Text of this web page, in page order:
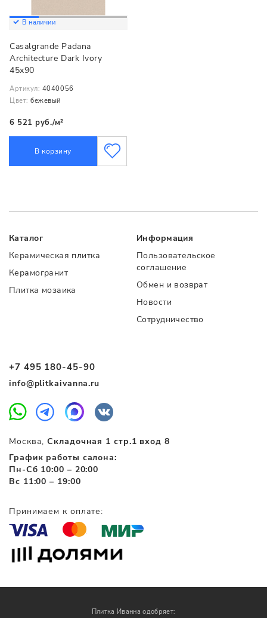
В наличии
Casalgrande Padana
Architecture Dark Ivory
45x90
Артикул: 4040056
Цвет: бежевый
6 521 руб./м²
В корзину
+7 495 180-45-90
info@plitkaivanna.ru
Москва,Складочная 1 стр.1 вход 8
График работы салона:
Пн-Сб 10:00 – 20:00
Вс 11:00 – 19:00
Каталог
Керамическая плитка
Керамогранит
Плитка мозаика
Информация
Пользовательское
соглашение
Обмен и возврат
Новости
Сотрудничество
Принимаем к оплате:
Плитка Иванна одобряет: